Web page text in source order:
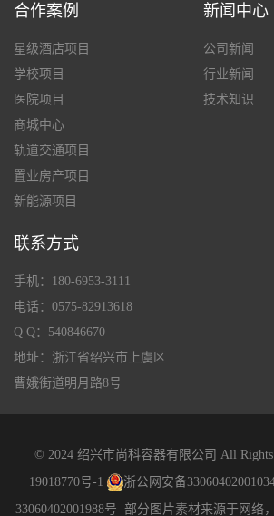
合作案例
星级酒店项目
学校项目
医院项目
商城中心
轨道交通项目
置业房产项目
新能源项目
新闻中心
公司新闻
行业新闻
技术知识
联系方式
手机：180-6953-3111
电话：0575-82913618
Q Q：540846670
地址：浙江省绍兴市上虞区
曹娥街道明月路8号
© 2024 绍兴市尚科容器有限公司 All Rights
19018770号-1
浙公网安备
33060402001988号 部分图片素材来源于网络